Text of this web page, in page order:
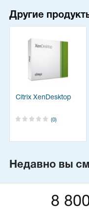
Другие
Citrix XenDesktop
(0)
Недавно вы
8